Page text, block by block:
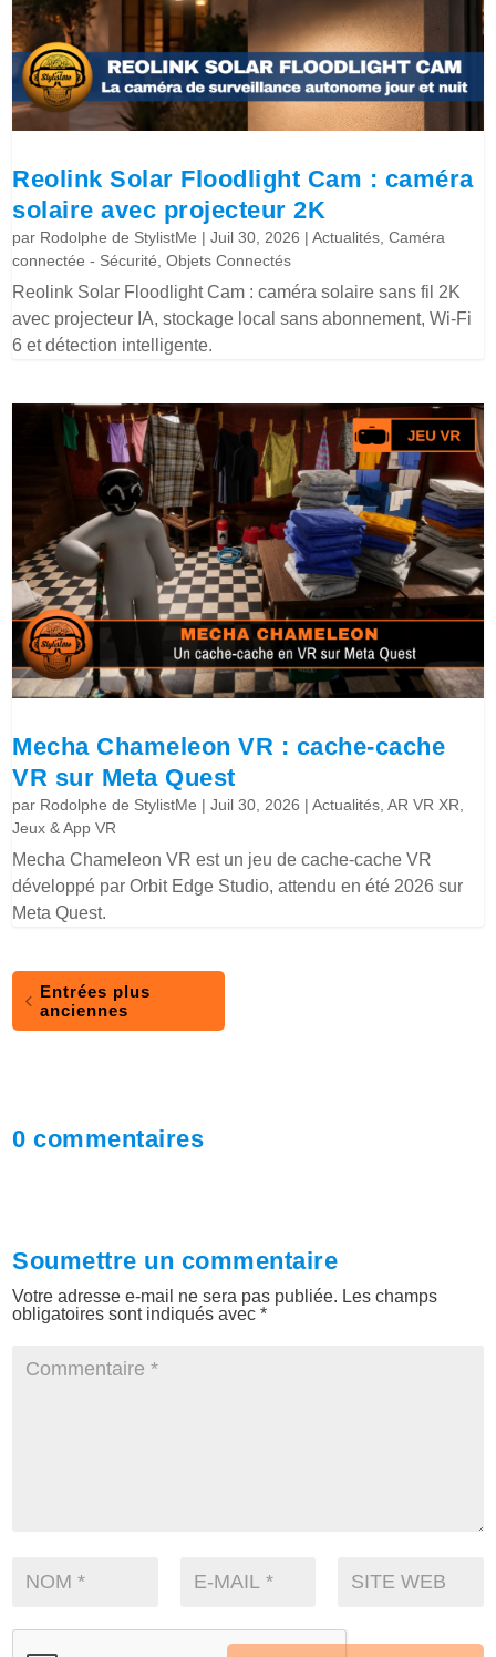
Reolink Solar Floodlight Cam : caméra
solaire avec projecteur 2K
par Rodolphe de StylistMe |Juil 30, 2026 |Actualités ,Caméra
connectée - Sécurité ,Objets Connectés
Reolink Solar Floodlight Cam : caméra solaire sans fil 2K
avec projecteur IA, stockage local sans abonnement, Wi-Fi
6 et détection intelligente.
Mecha Chameleon VR : cache-cache
VR sur Meta Quest
par Rodolphe de StylistMe |Juil 30, 2026 |Actualités ,AR VR XR
Jeux & App VR
Mecha Chameleon VR est un jeu de cache-cache VR
développé par Orbit Edge Studio, attendu en été 2026 sur
Meta Quest.
Entrées plus
anciennes
0 commentaires
Soumettre un commentaire
Votre adresse e-mail ne sera pas publiée. Les champs
obligatoires sont indiqués avec*